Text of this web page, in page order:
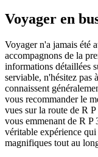
Voyager en
Voyager n'a jamais été
accompagnons de la
informations détaillées
serviable, n'hésitez pas
connaissent
vous recommander le
vues sur la route de R
vous emmenant de R P
véritable expérience
magnifiques tout au